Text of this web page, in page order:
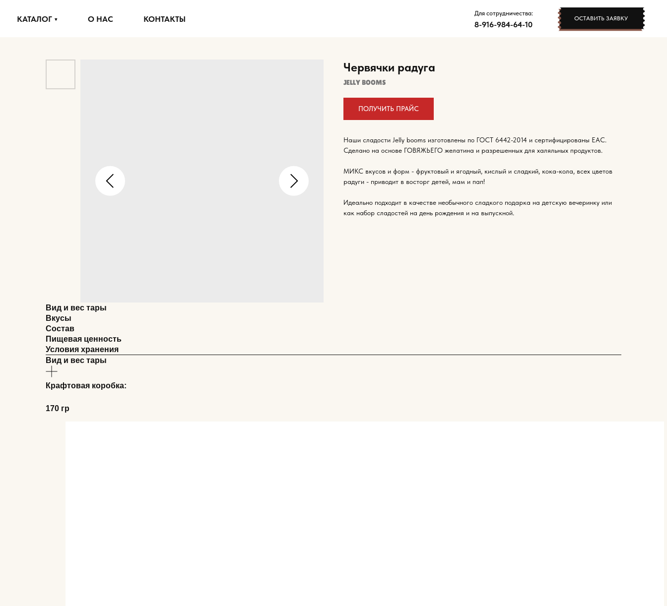
ОСТАВИТЬ ЗАЯВКУ
8-916-984-64-10
Для сотрудничества:
О НАС КОНТАКТЫ
КАТАЛОГ
Червячки радуга
JELLY BOOMS
ПОЛУЧИТЬ ПРАЙС
Наши сладости Jelly booms изготовлены по ГОСТ 6442-2014 и сертифицированы EAC.
Сделано на основе ГОВЯЖЬЕГО желатина и разрешенных для халяльных продуктов.
МИКС вкусов и форм - фруктовый и ягодный, кислый и сладкий, кока-кола, всех цветов
радуги - приводит в восторг детей, мам и пап!
Идеально подходит в качестве необычного сладкого подарка на детскую вечеринку или
как набор сладостей на день рождения и на выпускной.
Вид и вес тары
Вкусы
Состав
Пищевая ценность
Условия хранения
Вид и вес тары
Крафтовая коробка:
170 гр